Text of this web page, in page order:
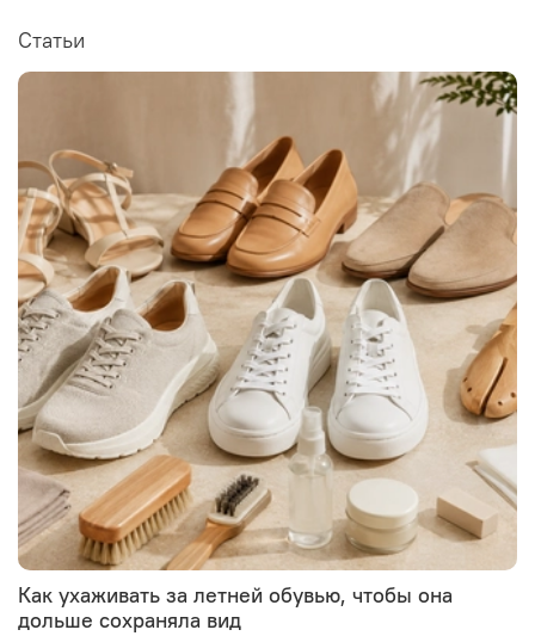
Статьи
Как ухаживать за летней обувью, чтобы она
дольше сохраняла вид